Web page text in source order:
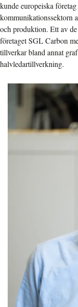
kunde europeiska
kommunikationssektorn
och produktion. Ett av
företaget SGL Carbon
tillverkar bland annat
halvledartillverkning.